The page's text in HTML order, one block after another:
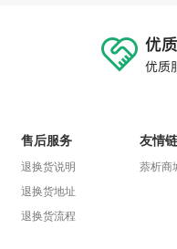
售后服务
退换货说明
退换货地址
退换货流程
友情
萘析商